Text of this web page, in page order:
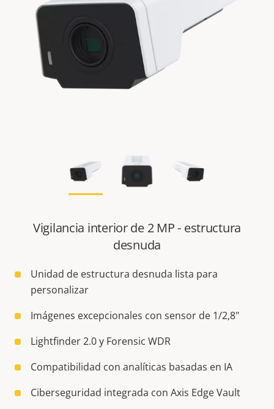
Vigilancia interior de 2 MP - estructura
desnuda
Unidad de estructura desnuda lista para
personalizar
Imágenes excepcionales con sensor de 1/2,8"
Lightfinder 2.0 y Forensic WDR
Compatibilidad con analíticas basadas en IA
Ciberseguridad integrada con Axis Edge Vault